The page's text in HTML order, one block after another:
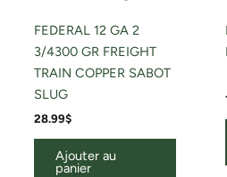
FEDERAL 12 GA 2
3/4300 GR FREIGHT
TRAIN COPPER SABOT
SLUG
28.99$
Ajouter au
panier